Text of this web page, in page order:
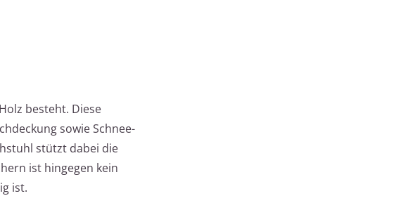
besteht. Diese
sowie Schnee-
stützt dabei die
ist hingegen kein
ist.